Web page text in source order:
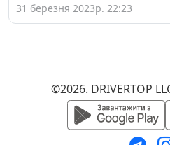
31 березня 2023р. 22:23
©2026. DRIVERTOP